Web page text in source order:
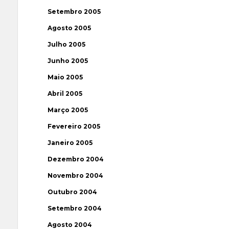
Setembro 2005
Agosto 2005
Julho 2005
Junho 2005
Maio 2005
Abril 2005
Março 2005
Fevereiro 2005
Janeiro 2005
Dezembro 2004
Novembro 2004
Outubro 2004
Setembro 2004
Agosto 2004